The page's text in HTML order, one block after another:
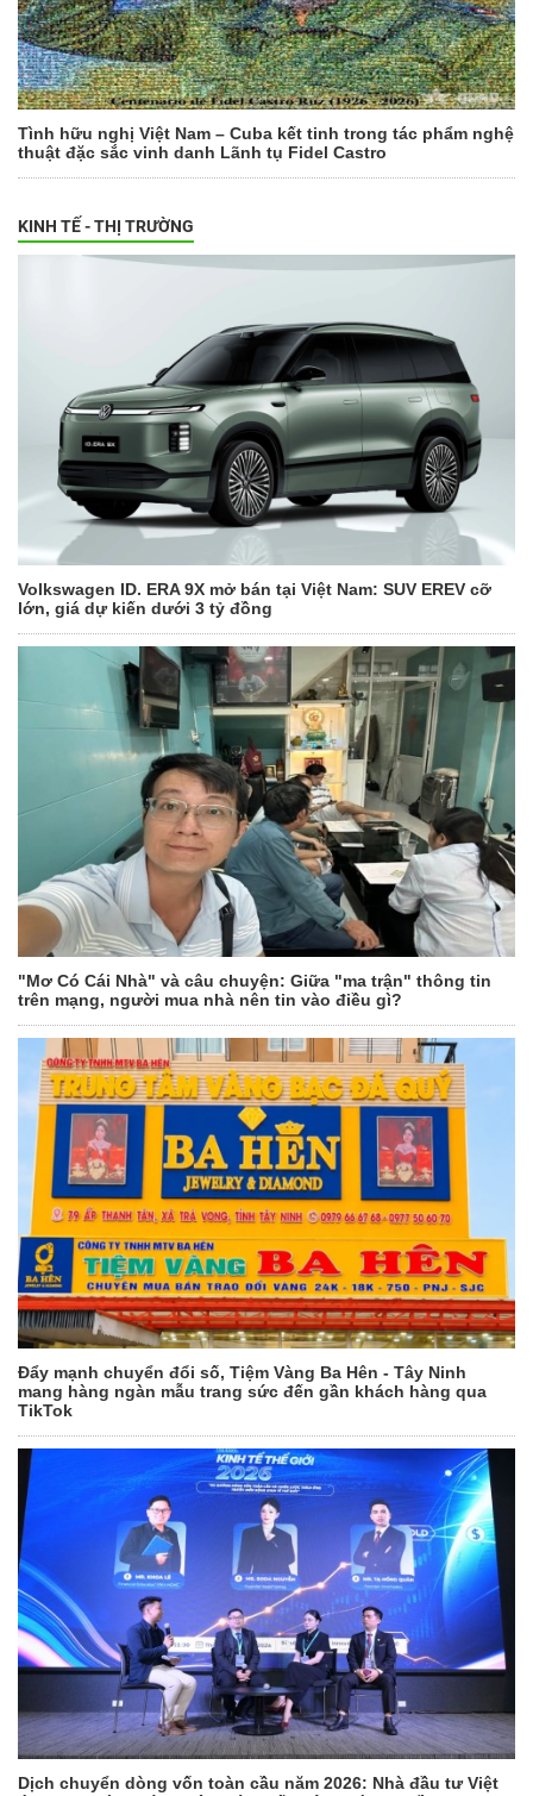
Tình hữu nghị Việt Nam – Cuba kết tinh trong tác phẩm nghệ
thuật đặc sắc vinh danh Lãnh tụ Fidel Castro
KINH TẾ - THỊ TRƯỜNG
Volkswagen ID. ERA 9X mở bán tại Việt Nam: SUV EREV cỡ
lớn, giá dự kiến dưới 3 tỷ đồng
"Mơ Có Cái Nhà" và câu chuyện: Giữa "ma trận" thông tin
trên mạng, người mua nhà nên tin vào điều gì?
Đẩy mạnh chuyển đổi số, Tiệm Vàng Ba Hên - Tây Ninh
mang hàng ngàn mẫu trang sức đến gần khách hàng qua
TikTok
Dịch chuyển dòng vốn toàn cầu năm 2026: Nhà đầu tư Việt